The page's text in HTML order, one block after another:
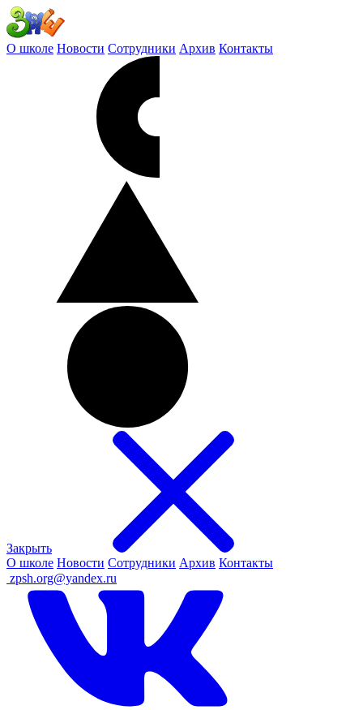
О школе Новости Сотрудники Архив Контакты
Закрыть
О школе Новости Сотрудники Архив Контакты
zpsh.org@yandex.ru